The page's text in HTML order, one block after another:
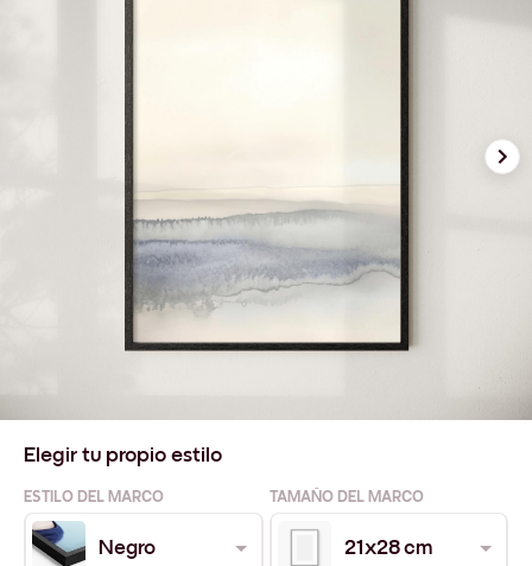
Elegir tu propio estilo
ESTILO DEL MARCO TAMAÑO DEL MARCO
Negro 21x28 cm